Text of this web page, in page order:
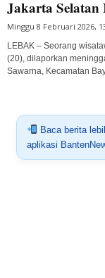
Jakarta Selatan
Minggu 8 Februari 2026,
LEBAK – Seorang
(20), dilaporkan
Sawarna, Kecamatan
Baca berita
aplikasi